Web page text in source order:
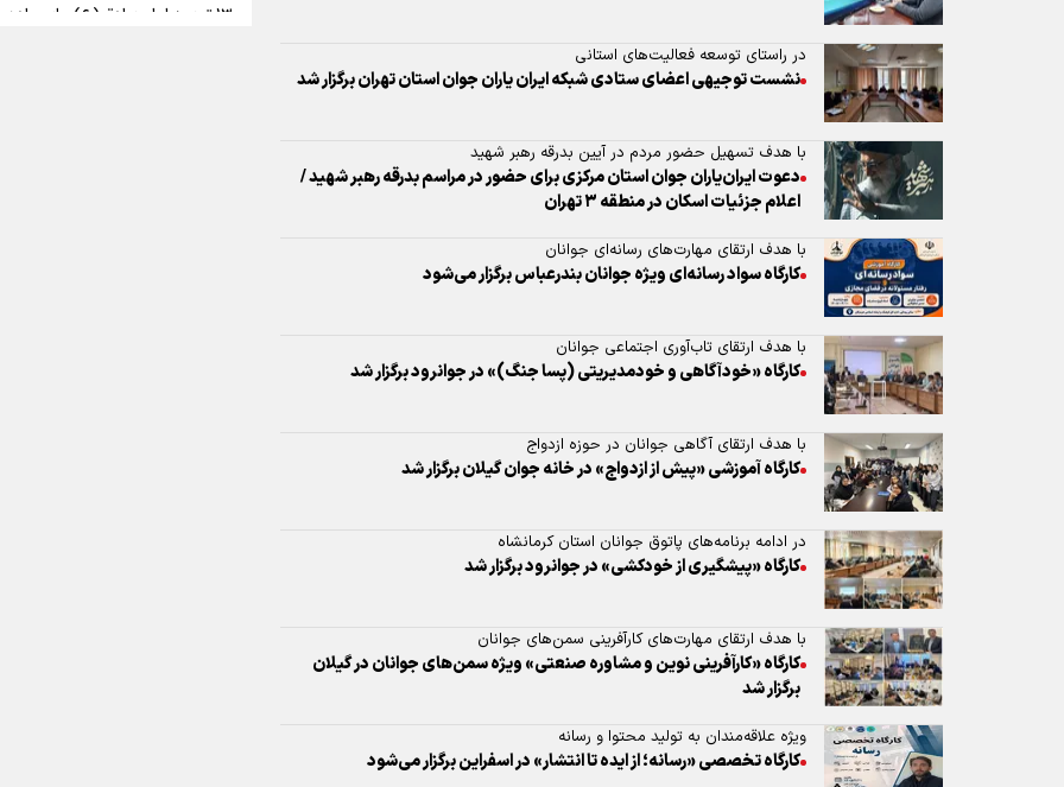
در راستای توسعه فعالیت‌های استانی
نشست توجیهی اعضای ستادی شبکه ایران یاران جوان استان تهران برگزار شد
با هدف تسهیل حضور مردم در آیین بدرقه رهبر شهید
دعوت ایران‌یاران جوان استان مرکزی برای حضور در مراسم بدرقه رهبر شهید /
اعلام جزئیات اسکان در منطقه ۳ تهران
با هدف ارتقای مهارت‌های رسانه‌ای جوانان
کارگاه سواد رسانه‌ای ویژه جوانان بندرعباس برگزار می‌شود
با هدف ارتقای تاب‌آوری اجتماعی جوانان
کارگاه «خودآگاهی و خودمدیریتی (پسا جنگ)» در جوانرود برگزار شد
با هدف ارتقای آگاهی جوانان در حوزه ازدواج
کارگاه آموزشی «پیش از ازدواج» در خانه جوان گیلان برگزار شد
در ادامه برنامه‌های پاتوق جوانان استان کرمانشاه
کارگاه «پیشگیری از خودکشی» در جوانرود برگزار شد
با هدف ارتقای مهارت‌های کارآفرینی سمن‌های جوانان
کارگاه «کارآفرینی نوین و مشاوره صنعتی» ویژه سمن‌های جوانان در گیلان
برگزار شد
ویژه علاقه‌مندان به تولید محتوا و رسانه
کارگاه تخصصی «رسانه؛ از ایده تا انتشار» در اسفراین برگزار می‌شود
۱۳ توصیه امام صادق (ع) برای